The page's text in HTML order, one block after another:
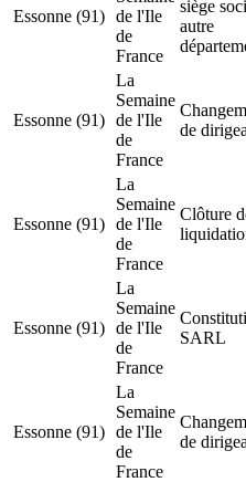
Essonne (91) de l'Ile
de
France
siège
autre
Essonne (91)
La
Semaine
de l'Ile
de
France
de
Essonne (91)
La
Semaine
de l'Ile
de
France
Clôture
Essonne (91)
La
Semaine
de l'Ile
de
France
SARL
Essonne (91)
La
Semaine
de l'Ile
de
France
de